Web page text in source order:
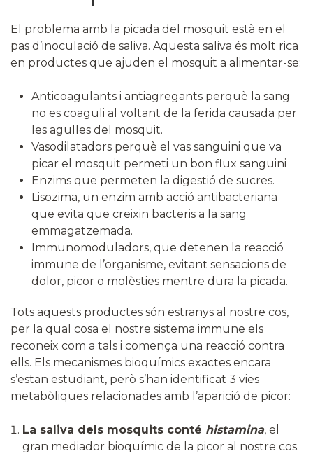
El problema amb la picada del mosquit està en el
pas d’inoculació de saliva. Aquesta saliva és molt rica
en productes que ajuden el mosquit a alimentar-se:
Anticoagulants i antiagregants perquè la sang
no es coaguli al voltant de la ferida causada per
les agulles del mosquit.
Vasodilatadors perquè el vas sanguini que va
picar el mosquit permeti un bon flux sanguini
Enzims que permeten la digestió de sucres.
Lisozima, un enzim amb acció antibacteriana
que evita que creixin bacteris a la sang
emmagatzemada.
Immunomoduladors, que detenen la reacció
immune de l’organisme, evitant sensacions de
dolor, picor o molèsties mentre dura la picada.
Tots aquests productes són estranys al nostre cos,
per la qual cosa el nostre sistema immune els
reconeix com a tals i comença una reacció contra
ells. Els mecanismes bioquímics exactes encara
s’estan estudiant, però s’han identificat 3 vies
metabòliques relacionades amb l’aparició de picor:
La saliva dels mosquits conté histamina, el
gran mediador bioquímic de la picor al nostre cos.